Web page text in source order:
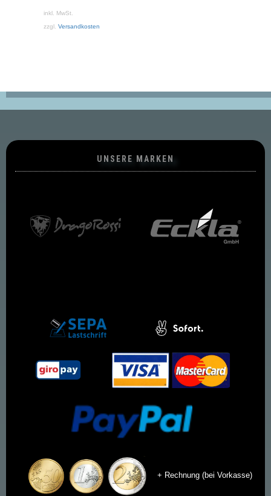
inkl. MwSt.
zzgl.Versandkosten
UNSERE MARKEN
+ Rechnung (bei Vorkasse)